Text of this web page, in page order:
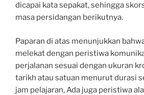
dicapai kata sepakat, sehingga
masa persidangan berikutnya.
Paparan di atas menunjukkan
melekat dengan peristiwa
perjalanan sesuai dengan ukuran
tarikh atau satuan menurut durasi
jam pelajaran, Ada juga peristiwa